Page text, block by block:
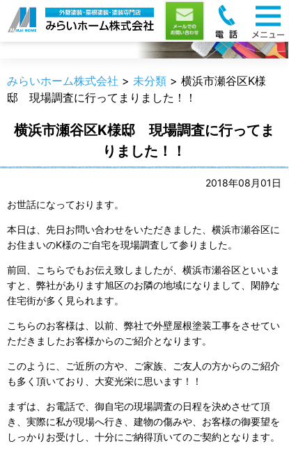
職人のうんちく
みらいホーム株式会社 > 未分類 > 横浜市瀬谷区K様
邸 現場調査に行ってまりました！！
横浜市瀬谷区K様邸 現場調査に行ってま
りました！！
2018年08月01日
お世話になっております。
本日は、先日お問い合わせをいただきました、横浜市瀬谷区に
お住まいのK様のご自宅を現場調査して参りました。
前回、こちらでもお伝え致しましたが、横浜市瀬谷区といいま
すと、弊社があります旭区のお隣の地域になりまして、閑静な
住宅街が多く見られます。
こちらのお客様は、以前、弊社で外壁屋根塗装工事をさせてい
ただきましたお客様からのご紹介となります。
このように、ご近所の方や、ご家族、ご友人の方からのご紹介
も多く頂いており、大変光栄に思います！！
まずは、お電話で、御自宅の現場調査の日程を決めさせて頂
き、実際に私が現場へ行き、建物の傷みや、お客様の御要望を
しっかりお受けし、十分にご納得頂いてのご契約となります。